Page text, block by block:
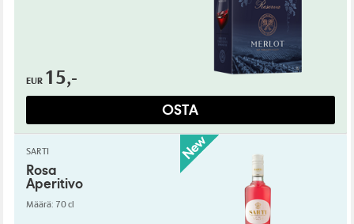
EUR 15,-
OSTA
SARTI
Rosa
Aperitivo
Määrä: 70 cl